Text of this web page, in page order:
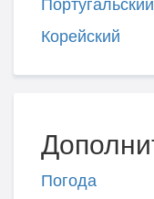
Португальский
Корейский
Погода